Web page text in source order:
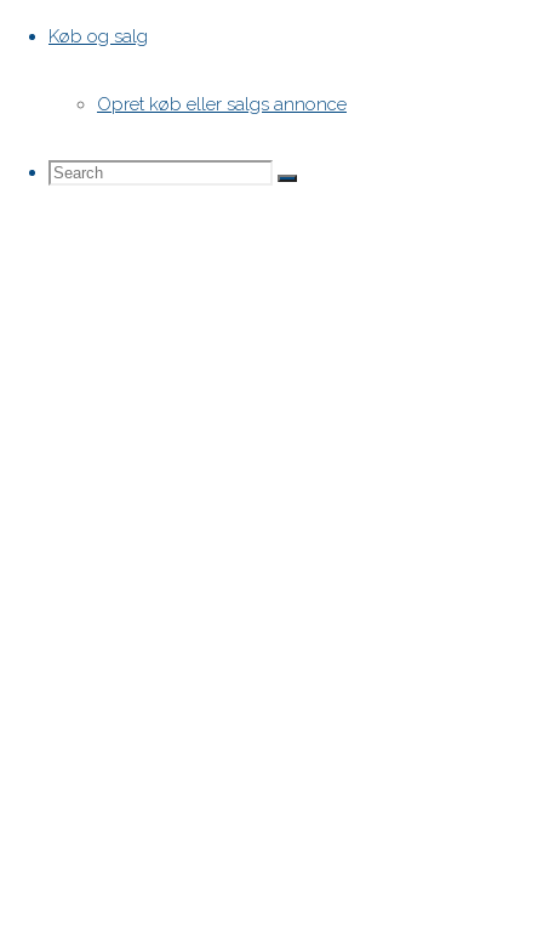
Køb og salg
Opret køb eller salgs annonce
Search
Search
Search